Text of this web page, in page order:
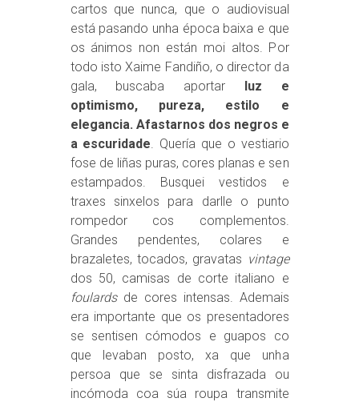
cartos que nunca, que o audiovisual
está pasando unha época baixa e que
os ánimos non están moi altos. Por
todo isto Xaime Fandiño, o director da
gala, buscaba aportar luz e
optimismo, pureza, estilo e
elegancia. Afastarnos dos negros e
a escuridade . Quería que o vestiario
fose de liñas puras, cores planas e sen
estampados. Busquei vestidos e
traxes sinxelos para darlle o punto
rompedor cos complementos.
Grandes pendentes, colares e
brazaletes, tocados, gravatas vintage
dos 50, camisas de corte italiano e
foulardsde cores intensas. Ademais
era importante que os presentadores
se sentisen cómodos e guapos co
que levaban posto, xa que unha
persoa que se sinta disfrazada ou
incómoda coa súa roupa transmite